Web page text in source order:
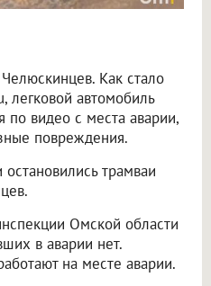
Как стало
легковой автомобиль
по видео с места аварии,
повреждения.
трамваи
Омской области
в аварии нет.
на месте аварии.